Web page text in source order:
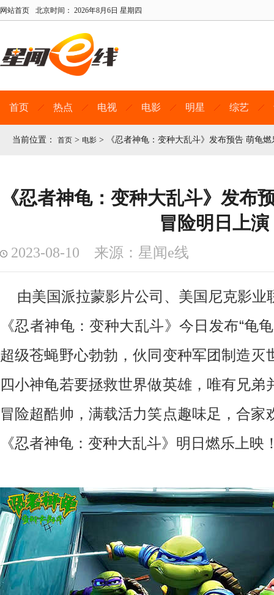
网站首页 北京时间： 2026年8月6日 星期四
首页 热点 电视 电影 明星 综艺
当前位置： 首页 > 电影 > 《忍者神龟：变种大乱斗》发布预告 萌龟
《忍者神龟：变种大乱斗》发布
冒险明日上演
2023-08-10 来源：星闻e线
由美国派拉蒙影片公司、美国尼克影业
《忍者神龟：变种大乱斗》今日发布“龟
超级苍蝇野心勃勃，伙同变种军团制造灭
四小神龟若要拯救世界做英雄，唯有兄弟
冒险超酷帅，满载活力笑点趣味足，合家
《忍者神龟：变种大乱斗》明日燃乐上映